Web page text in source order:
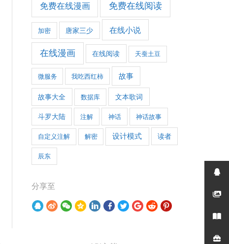
免费在线漫画 免费在线阅读
加密 唐家三少 在线小说
在线漫画 在线阅读 天蚕土豆
微服务 我吃西红柿 故事
故事大全 数据库 文本歌词
斗罗大陆 注解 神话 神话故事
自定义注解 解密 设计模式 读者
辰东
分享至